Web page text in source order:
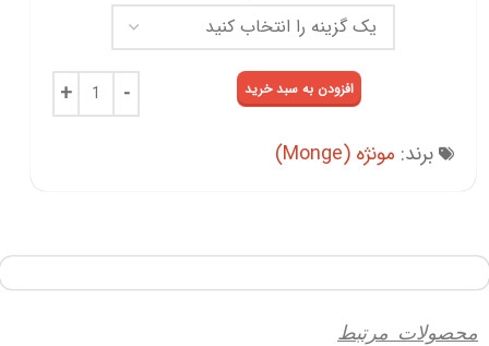
افزودن به سبد خرید
برند: مونژه (Monge)
محصولات مرتبط